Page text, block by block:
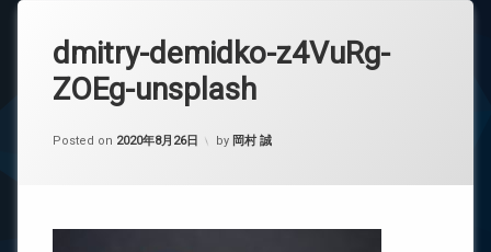
dmitry-demidko-z4VuRg-
ZOEg-unsplash
Posted on 2020年8月26日 by 岡村 誠